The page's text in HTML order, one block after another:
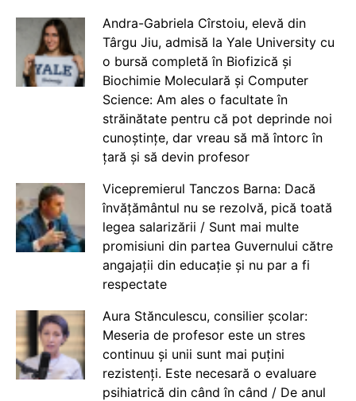
Andra-Gabriela Cîrstoiu, elevă din
Târgu Jiu, admisă la Yale University cu
o bursă completă în Biofizică și
Biochimie Moleculară și Computer
Science: Am ales o facultate în
străinătate pentru că pot deprinde noi
cunoștințe, dar vreau să mă întorc în
țară și să devin profesor
Vicepremierul Tanczos Barna: Dacă
învățământul nu se rezolvă, pică toată
legea salarizării / Sunt mai multe
promisiuni din partea Guvernului către
angajații din educație și nu par a fi
respectate
Aura Stănculescu, consilier școlar:
Meseria de profesor este un stres
continuu și unii sunt mai puțini
rezistenți. Este necesară o evaluare
psihiatrică din când în când / De anul